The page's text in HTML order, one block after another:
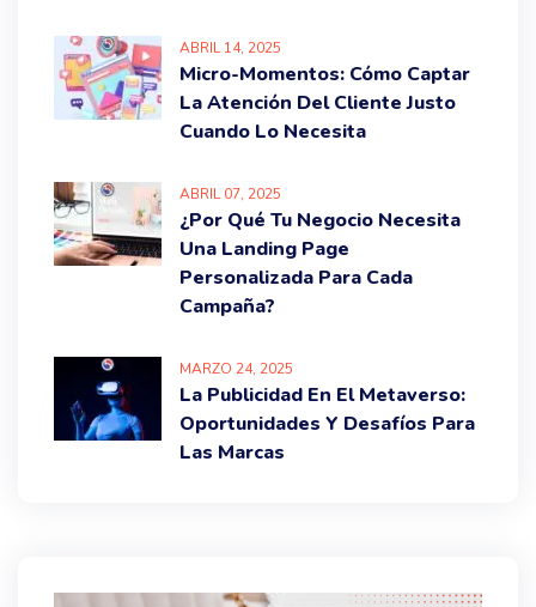
ABRIL14, 2025
Micro-Momentos: Cómo Captar
La Atención Del Cliente Justo
Cuando Lo Necesita
ABRIL07, 2025
¿Por Qué Tu Negocio Necesita
Una Landing Page
Personalizada Para Cada
Campaña?
MARZO 24, 2025
La Publicidad En El Metaverso:
Oportunidades Y Desafíos Para
Las Marcas